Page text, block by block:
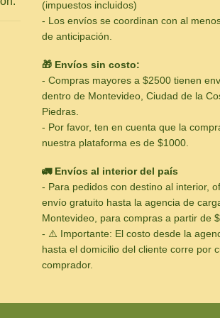
(impuestos incluidos)
- Los envíos se coordinan con al
de anticipación.
🎁 Envíos sin costo:
- Compras mayores a $2500 tienen
dentro de Montevideo, Ciudad de la
Piedras.
- Por favor, ten en cuenta que la
nuestra plataforma es de $1000.
🚛 Envíos al interior del país
- Para pedidos con destino al interior,
envío gratuito hasta la agencia de
Montevideo, para compras a partir de
- ⚠️ Importante: El costo desde la
hasta el domicilio del cliente corre por
comprador.